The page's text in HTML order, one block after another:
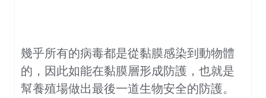
幾乎所有的病毒都是從黏膜感染到動物體
的，因此如能在黏膜層形成防護，也就是
幫養殖場做出最後一道生物安全的防護。